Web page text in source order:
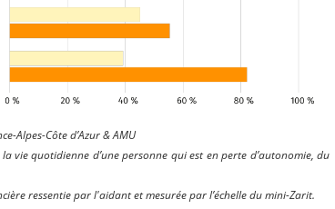
Alpes-Côte d’Azur & AMU
quotidienne d’une personne qui est en perte d’autonomie, du
ressentie par l'aidant et mesurée par l’échelle du mini-Zarit.